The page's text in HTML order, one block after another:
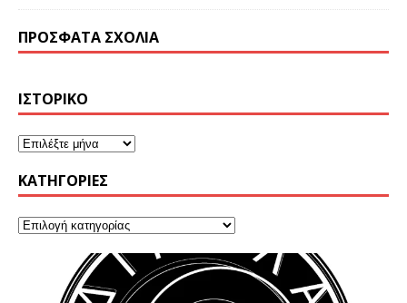
ΠΡΌΣΦΑΤΑ ΣΧΌΛΙΑ
ΙΣΤΟΡΙΚΌ
KΑΤΗΓΟΡΊΕΣ